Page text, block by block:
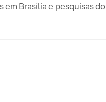
Brasília e pesquisas